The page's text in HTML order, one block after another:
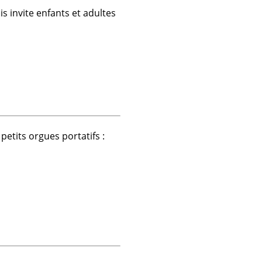
invite enfants et adultes
orgues portatifs :